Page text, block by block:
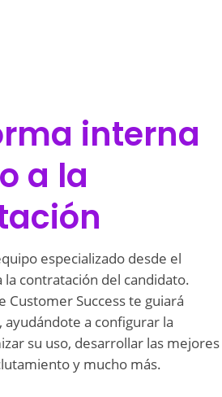
interna
a la
especializado desde el
contratación del candidato.
Customer Success te guiará
ayudándote a configurar la
su uso, desarrollar las mejores
y mucho más.